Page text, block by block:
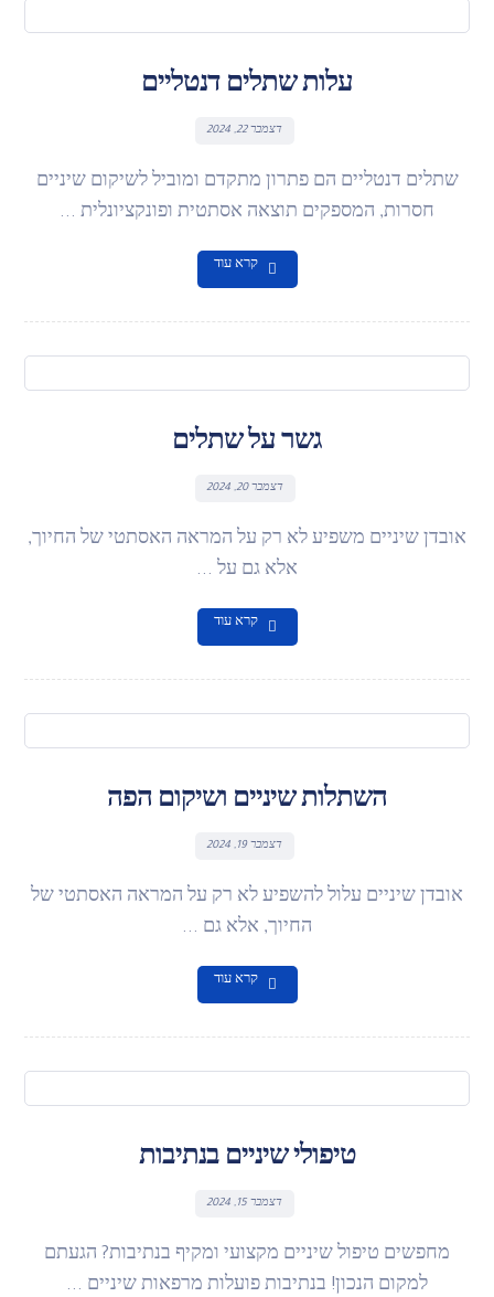
עלות שתלים דנטליים
דצמבר 22, 2024
שתלים דנטליים הם פתרון מתקדם ומוביל לשיקום שיניים
חסרות, המספקים תוצאה אסתטית ופונקציונלית ...
קרא עוד
גשר על שתלים
דצמבר 20, 2024
אובדן שיניים משפיע לא רק על המראה האסתטי של החיוך,
אלא גם על ...
קרא עוד
השתלות שיניים ושיקום הפה
דצמבר 19, 2024
אובדן שיניים עלול להשפיע לא רק על המראה האסתטי של
החיוך, אלא גם ...
קרא עוד
טיפולי שיניים בנתיבות
דצמבר 15, 2024
מחפשים טיפול שיניים מקצועי ומקיף בנתיבות? הגעתם
למקום הנכון! בנתיבות פועלות מרפאות שיניים ...